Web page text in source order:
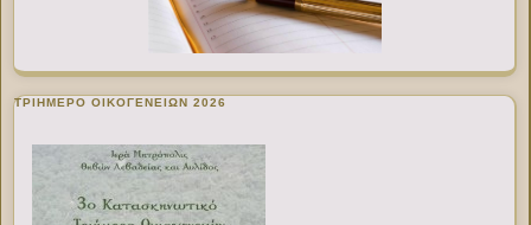
ΤΡΙΗΜΕΡΟ ΟΙΚΟΓΕΝΕΙΩΝ 2026